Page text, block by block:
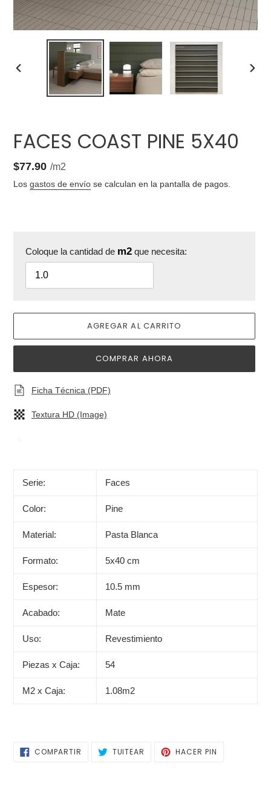
ANTERIOR
DIAPOSITIVA
FACES COAST PINE 5X40
Precio
unitario
$77.90 /por
m2
Los gastos de envío se calculan en la pantalla de pagos.
Coloque la cantidad de m2 que necesita:
AGREGAR AL CARRITO
COMPRAR AHORA
Ficha Técnica (PDF)
Textura HD (Image)
producto
Serie: Faces
Color: Pine
Material: Pasta Blanca
Formato: 5x40 cm
Espesor: 10.5 mm
Acabado: Mate
Uso: Revestimiento
Piezas x Caja: 54
M2 x Caja: 1.08m2
COMPARTIR COMPARTIRTUITEAR TUITEARHACER PIN